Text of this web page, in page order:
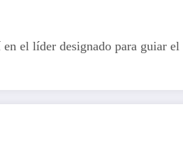
el líder designado para guiar